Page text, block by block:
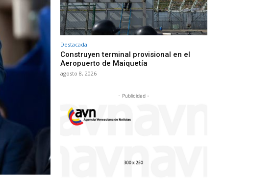
Destacada
Construyen terminal provisional en el
Aeropuerto de Maiquetía
agosto 8, 2026
- Publicidad -